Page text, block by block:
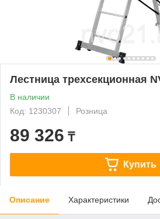
Лестница трехсекционная
В наличии
Код: 1230307
Розница
89 326 ₸
Купить
Описание Характеристики